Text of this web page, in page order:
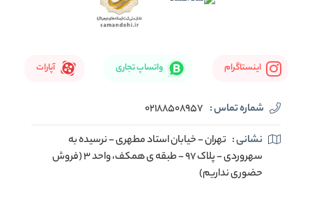
اینستاگرام واتساپ تجاری آپارات
شماره تماس : 02188508957
نشانی : تهران - خیابان استاد مطهری - نرسیده به
سهروردی - پلاک 97 - طبقه ی همکف، واحد 3 (فروش
حضوری نداریم)